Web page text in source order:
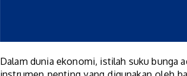
Dalam dunia ekonomi, istilah suku bunga